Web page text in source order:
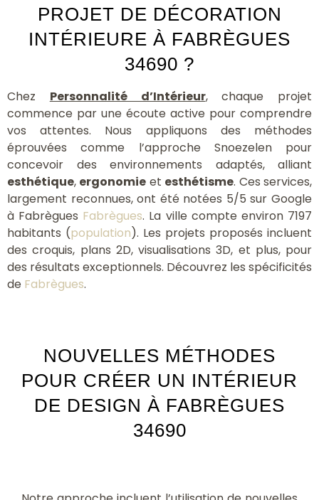
PROJET DE DÉCORATION
INTÉRIEURE À FABRÈGUES
34690 ?
Chez Personnalité d’Intérieur, chaque projet
commence par une écoute active pour comprendre
vos attentes. Nous appliquons des méthodes
éprouvées comme l’approche Snoezelen pour
concevoir des environnements adaptés, alliant
esthétique, ergonomie et esthétisme. Ces services,
largement reconnues, ont été notées 5/5 sur Google
à Fabrègues Fabrègues. La ville compte environ 7197
habitants (population). Les projets proposés incluent
des croquis, plans 2D, visualisations 3D, et plus, pour
des résultats exceptionnels. Découvrez les spécificités
de Fabrègues.
NOUVELLES MÉTHODES
POUR CRÉER UN INTÉRIEUR
DE DESIGN À FABRÈGUES
34690